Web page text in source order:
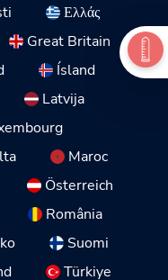
Ελλάς
Great Britain
Ísland
Latvija
Maroc
Österreich
România
Suomi
Türkiye